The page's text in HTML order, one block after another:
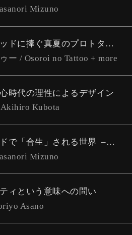
Mizuno
ベラ・ハディッドに捧ぐ真夏のプロトタイピング🍧
ー / Osoroi no Tattoo + more
時代の理性によるデザイン
Kubota
で「合生」される世界
イン
Mizuno
ィという意味への問い
Asano